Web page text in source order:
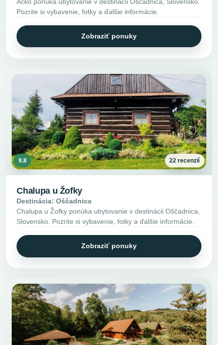
Pozrite si vybavenie, fotky a ďalšie informácie.
Zobraziť ponuky
9.8 22 recenzií
Chalupa u Žofky
Destinácia: Oščadnica
Chalupa u Žofky ponúka ubytovanie v destinácii Oščadnica,
Slovensko. Pozrite si vybavenie, fotky a ďalšie informácie.
Zobraziť ponuky